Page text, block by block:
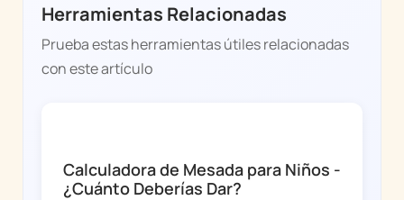
Herramientas Relacionadas
Prueba estas herramientas útiles relacionadas
con este artículo
Calculadora de Mesada para Niños -
¿Cuánto Deberías Dar?